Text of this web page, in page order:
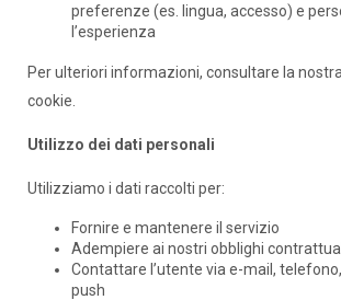
preferenze (es. lingua, accesso) e
l’esperienza
Per ulteriori informazioni, consultare la
cookie.
Utilizzo dei dati personali
Utilizziamo i dati raccolti per:
Fornire e mantenere il servizio
Adempiere ai nostri obblighi
Contattare l’utente via e-mail,
push